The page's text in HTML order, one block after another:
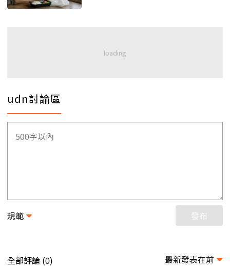
udn討論區
規範 發布
全部評論 (0) 最新發表在前